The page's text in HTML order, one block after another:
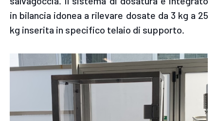
in bilancia idonea a rilevare dosate da 3 kg a 25
kg inserita in specifico telaio di supporto.